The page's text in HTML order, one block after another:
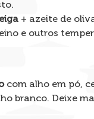
+ azeite de
e outros
com alho em pó,
branco. Deixe